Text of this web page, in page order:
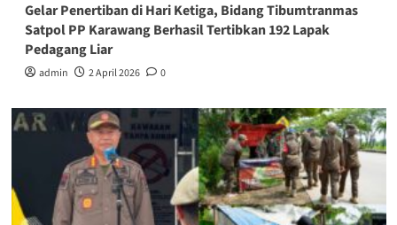
Gelar Penertiban di Hari Ketiga, Bidang Tibumtranmas
Satpol PP Karawang Berhasil Tertibkan 192 Lapak
Pedagang Liar
admin 2 April 2026 0